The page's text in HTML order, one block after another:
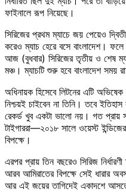
ফাইনালে রূপ নিয়েছে।
সিরিজের প্রথম ম্যাচে জয় পেয়েও
করেও ম্যাচ হেরে বসে বাংলাদেশ।
আজ (বুধবার) সিরিজের তৃতীয় ও শেষ
মঞ্চ। ম্যাচটি শুরু হবে বাংলাদেশ সময়
অধিনায়ক হিসেবে লিটনের এটি
নিশ্চয়ই চাইবেন না তিনি। তবে ইতিহাস
রেকর্ড খুব একটা ভালো নয়। গত প্রায়
টাইগাররা—২০১৮ সালে ওয়েস্ট
বিপক্ষে।
এরপর প্রায় তিন বছরেও সিরিজ
আরব আমিরাতের বিপক্ষে সেই ধারার
আর এই জয়ের তাগিদেই একাদশে আসতে